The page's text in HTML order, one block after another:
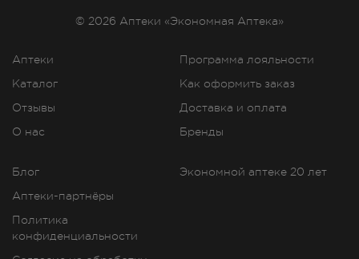
Аптеки
Каталог
Отзывы
О нас
Программа лояльности
Как оформить заказ
Доставка и оплата
Бренды
Блог
Аптеки-партнёры
Политика
конфиденциальности
Экономной аптеке 20 лет
© 2026 Аптеки «Экономная Аптека»